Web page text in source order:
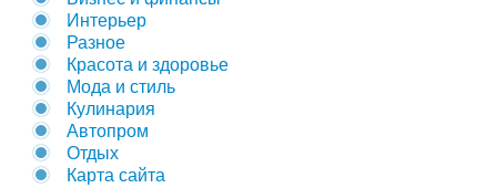
Интерьер
Разное
Красота и здоровье
Мода и стиль
Кулинария
Автопром
Отдых
Карта сайта